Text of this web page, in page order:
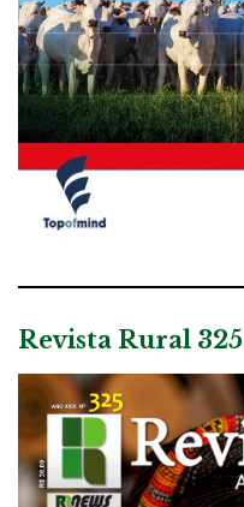
Revista Rural 325